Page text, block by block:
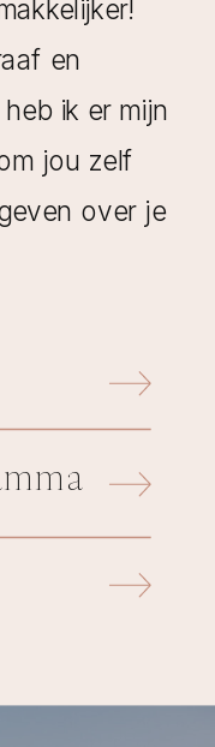
en
ik er mijn
jou zelf
over je